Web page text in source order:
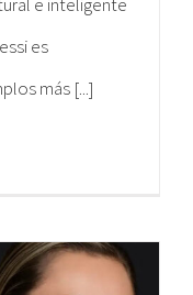
es
más [...]